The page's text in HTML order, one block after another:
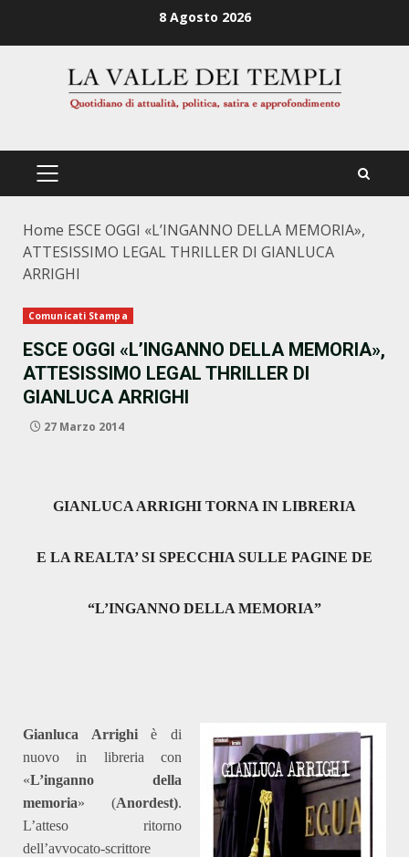
8 Agosto 2026
PRIMÄRES
Home ESCE OGGI «L’INGANNO DELLA MEMORIA»,
ATTESISSIMO LEGAL THRILLER DI GIANLUCA
ARRIGHI
Comunicati Stampa
ESCE OGGI «L’INGANNO DELLA MEMORIA»,
ATTESISSIMO LEGAL THRILLER DI
GIANLUCA ARRIGHI
27 Marzo 2014
GIANLUCA ARRIGHI TORNA IN LIBRERIA
E LA REALTA’ SI SPECCHIA SULLE PAGINE DE
“L’INGANNO DELLA MEMORIA”
Gianluca Arrighiè di
nuovo in libreria con
«L’inganno della
memoria» (Anordest).
L’atteso ritorno
dell’avvocato-scrittore